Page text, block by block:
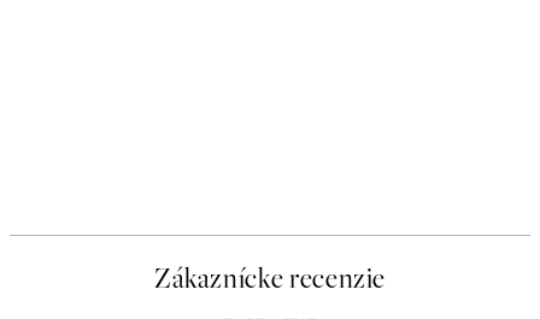
Zákaznícke recenzie